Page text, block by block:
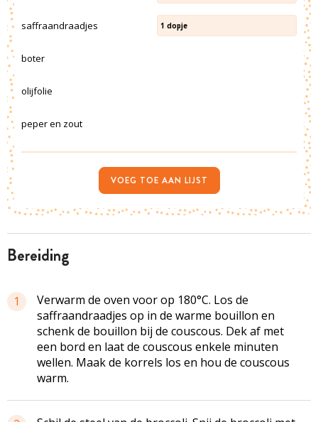
bereiding
1
Verwarm de oven voor op 180°C. Los de
saffraandraadjes op in de warme bouillon en
schenk de bouillon bij de couscous. Dek af met
een bord en laat de couscous enkele minuten
wellen. Maak de korrels los en hou de couscous
warm.
saffraandraadjes 1 dopje
boter
olijfolie
peper en zout
VOEG TOE AAN LIJST